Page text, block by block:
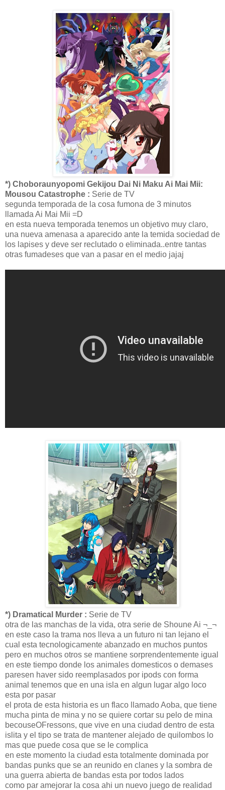
*) Choboraunyopomi Gekijou Dai Ni Maku Ai Mai Mii:
Mousou Catastrophe : Serie de TV
segunda temporada de la cosa fumona de 3 minutos
llamada Ai Mai Mii =D
en esta nueva temporada tenemos un objetivo muy claro,
una nueva amenasa a aparecido ante la temida sociedad de
los lapises y deve ser reclutado o eliminada..entre tantas
otras fumadeses que van a pasar en el medio jajaj
*) Dramatical Murder : Serie de TV
otra de las manchas de la vida, otra serie de Shoune Ai ¬_¬
en este caso la trama nos lleva a un futuro ni tan lejano el
cual esta tecnologicamente abanzado en muchos puntos
pero en muchos otros se mantiene sorprendentemente igual
en este tiempo donde los animales domesticos o demases
paresen haver sido reemplasados por ipods con forma
animal tenemos que en una isla en algun lugar algo loco
esta por pasar
el prota de esta historia es un flaco llamado Aoba, que tiene
mucha pinta de mina y no se quiere cortar su pelo de mina
becouseOFressons, que vive en una ciudad dentro de esta
islita y el tipo se trata de mantener alejado de quilombos lo
mas que puede cosa que se le complica
en este momento la ciudad esta totalmente dominada por
bandas punks que se an reunido en clanes y la sombra de
una guerra abierta de bandas esta por todos lados
como par amejorar la cosa ahi un nuevo juego de realidad